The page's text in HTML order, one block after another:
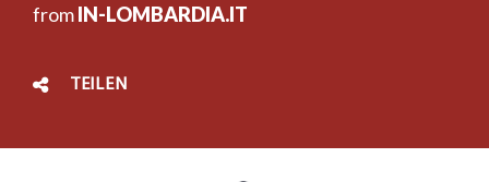
fromIN-LOMBARDIA.IT
TEILEN